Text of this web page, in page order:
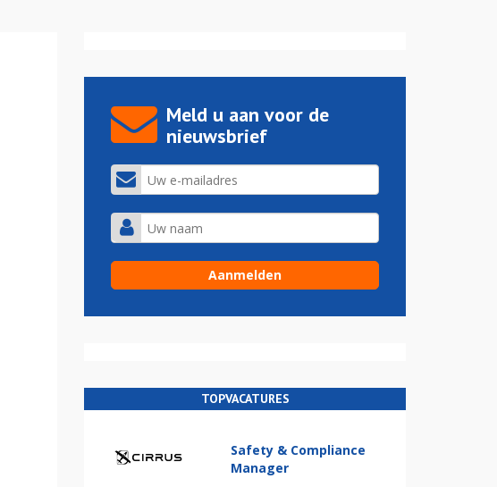
Meld u aan voor de
nieuwsbrief
TOPVACATURES
Safety & Compliance
Manager